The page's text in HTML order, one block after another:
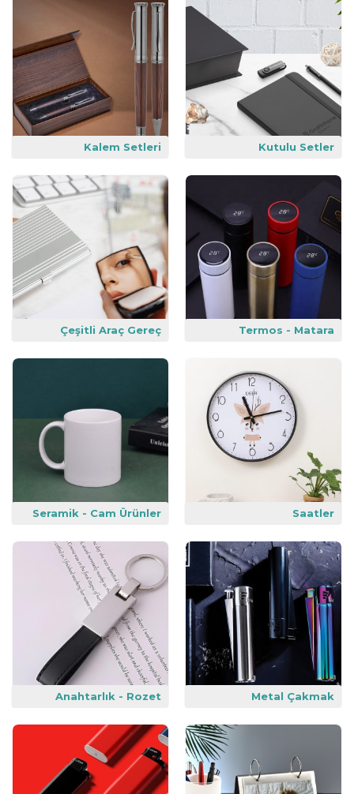
Kalem Setleri Kutulu Setler
Çeşitli Araç Gereç Termos - Matara
Seramik - Cam Ürünler Saatler
Anahtarlık - Rozet Metal Çakmak